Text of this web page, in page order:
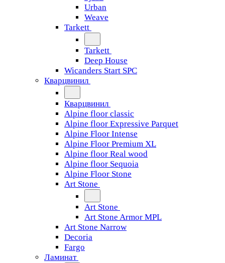
Urban
Weave
Tarkett
Tarkett
Deep House
Wicanders Start SPC
Кварцвинил
Кварцвинил
Alpine floor classic
Alpine floor Expressive Parquet
Alpine Floor Intense
Alpine Floor Premium XL
Alpine floor Real wood
Alpine floor Sequoia
Alpine Floor Stone
Art Stone
Art Stone
Art Stone Armor MPL
Art Stone Narrow
Decoria
Fargo
Ламинат